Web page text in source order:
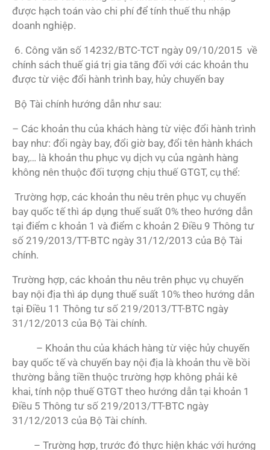
được hạch toán vào chi phí để tính thuế thu nhập
doanh nghiệp.
6. Công văn số 14232/BTC-TCT ngày 09/10/2015 về
chính sách thuế giá trị gia tăng đối với các khoản thu
được từ việc đổi hành trình bay, hủy chuyến bay
Bộ Tài chính hướng dẫn như sau:
– Các khoản thu của khách hàng từ việc đổi hành trình
bay như: đổi ngày bay, đổi giờ bay, đổi tên hành khách
bay,… là khoản thu phục vụ dịch vụ của ngành hàng
không nên thuộc đối tượng chịu thuế GTGT, cụ thể:
Trường hợp, các khoản thu nêu trên phục vụ chuyến
bay quốc tế thì áp dụng thuế suất 0% theo hướng dẫn
tại điểm c khoản 1 và điểm c khoản 2 Điều 9 Thông tư
số 219/2013/TT-BTC ngày 31/12/2013 của Bộ Tài
chính.
Trường hợp, các khoản thu nêu trên phục vụ chuyến
bay nội địa thì áp dụng thuế suất 10% theo hướng dẫn
tại Điều 11 Thông tư số 219/2013/TT-BTC ngày
31/12/2013 của Bộ Tài chính.
– Khoản thu của khách hàng từ việc hủy chuyến
bay quốc tế và chuyến bay nội địa là khoản thu về bồi
thường bằng tiền thuộc trường hợp không phải kê
khai, tính nộp thuế GTGT theo hướng dẫn tại khoản 1
Điều 5 Thông tư số 219/2013/TT-BTC ngày
31/12/2013 của Bộ Tài chính.
– Trường hợp, trước đó thực hiện khác với hướng